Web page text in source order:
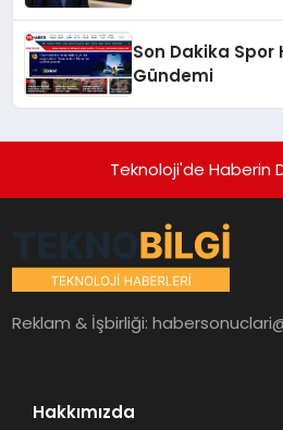
Son Dakika Spor
Gündemi
Teknoloji'de Haberin
Reklam & İşbirliği:
Hakkımızda